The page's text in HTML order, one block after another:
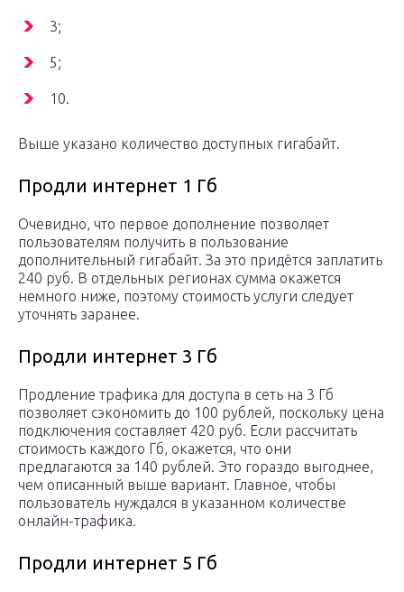
3;
5;
10.
Выше указано количество доступных гигабайт.
Продли интернет 1 Гб
Очевидно, что первое дополнение позволяет
пользователям получить в пользование
дополнительный гигабайт. За это придётся заплатить
240 руб. В отдельных регионах сумма окажется
немного ниже, поэтому стоимость услуги следует
уточнять заранее.
Продли интернет 3 Гб
Продление трафика для доступа в сеть на 3 Гб
позволяет сэкономить до 100 рублей, поскольку цена
подключения составляет 420 руб. Если рассчитать
стоимость каждого Гб, окажется, что они
предлагаются за 140 рублей. Это гораздо выгоднее,
чем описанный выше вариант. Главное, чтобы
пользователь нуждался в указанном количестве
онлайн-трафика.
Продли интернет 5 Гб